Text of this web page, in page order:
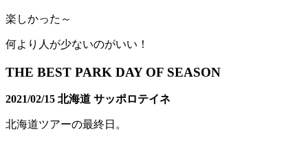
楽しかった～
何より人が少ないのがいい！
THE BEST PARK DAY OF SEASON
2021/02/15 北海道 サッポロテイネ
北海道ツアーの最終日。